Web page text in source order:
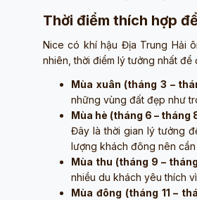
Thời điểm thích hợp
Nice có khí hậu Địa Trung Hải
nhiên, thời điểm lý tưởng nhất để
Mùa xuân (tháng 3 –
những vùng đất đẹp như
Mùa hè (tháng 6 – tháng
Đây là thời gian lý tưởng
lượng khách đông nên
Mùa thu (tháng 9 –
nhiều du khách yêu thích
Mùa đông (tháng 11 –